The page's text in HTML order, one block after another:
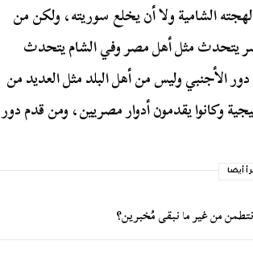
الشامية ولا أن يخلع سوريته، ولكن من
يتحدث مثل أهل مصر وفي الشام يتحدث
الأجنبي وليس من أهل البلد مثل العديد من
وكانوا يقدمون أدوار مصريين، ومن قدم دور
أيضا
من غير ما نبقى مُخبرين؟